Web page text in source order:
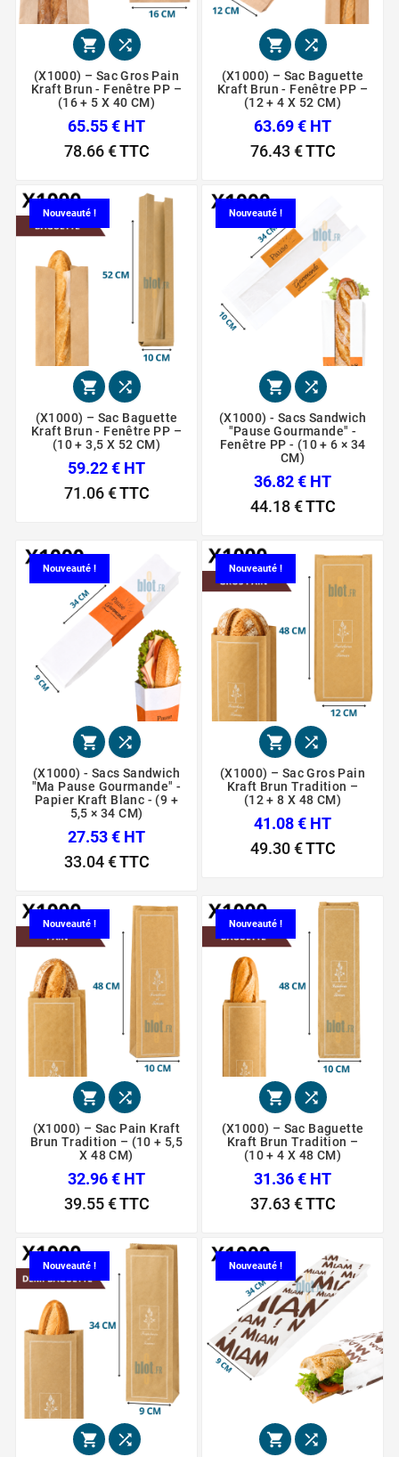
 
(X1000) – Sac Gros Pain
Kraft Brun - Fenêtre PP –
(16 + 5 X 40 CM)
65.55 € HT
78.66 €TTC
 
(X1000) – Sac Baguette
Kraft Brun - Fenêtre PP –
(12 + 4 X 52 CM)
63.69 € HT
76.43 €TTC
Nouveauté !
 
(X1000) – Sac Baguette
Kraft Brun - Fenêtre PP –
(10 + 3,5 X 52 CM)
59.22 € HT
71.06 €TTC
Nouveauté !
 
(X1000) - Sacs Sandwich
"Pause Gourmande" -
Fenêtre PP - (10 + 6 × 34
CM)
36.82 € HT
44.18 €TTC
Nouveauté !
 
(X1000) - Sacs Sandwich
"Ma Pause Gourmande" -
Papier Kraft Blanc - (9 +
5,5 × 34 CM)
27.53 € HT
33.04 €TTC
Nouveauté !
 
(X1000) – Sac Gros Pain
Kraft Brun Tradition –
(12 + 8 X 48 CM)
41.08 € HT
49.30 €TTC
Nouveauté !
 
(X1000) – Sac Pain Kraft
Brun Tradition – (10 + 5,5
X 48 CM)
32.96 € HT
39.55 €TTC
Nouveauté !
 
(X1000) – Sac Baguette
Kraft Brun Tradition –
(10 + 4 X 48 CM)
31.36 € HT
37.63 €TTC
Nouveauté !
 
Nouveauté !
 